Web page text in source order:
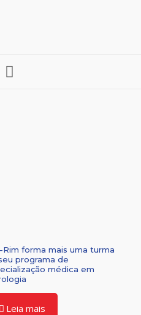
Rim forma mais uma turma
programa de
médica em
Leia mais